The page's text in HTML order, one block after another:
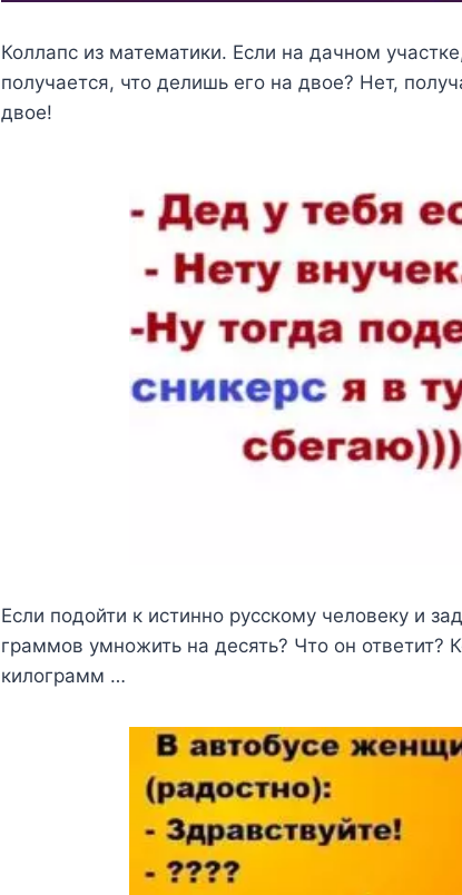
Коллапс из математики. Если на дачном
получается, что делишь его на двое? Нет,
двое!
Если подойти к истинно русскому человеку и
граммов умножить на десять? Что он
килограмм …